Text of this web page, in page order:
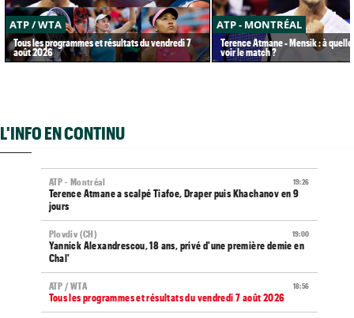
ATP / WTA
Tous les programmes et résultats du vendredi 7
août 2026
ATP - MONTRÉAL
Terence Atmane - Mensik : à
voir le match ?
L'INFO EN CONTINU
19:26
ATP - Montréal
Terence Atmane a scalpé Tiafoe, Draper puis Khachanov en 9
jours
19:00
Plovdiv (CH)
Yannick Alexandrescou, 18 ans, privé d'une première demie en
Chal'
18:56
ATP / WTA
Tous les programmes et résultats du vendredi 7 août 2026